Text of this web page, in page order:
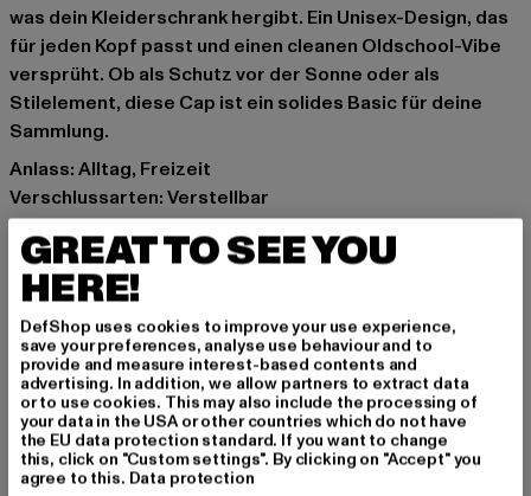
was dein Kleiderschrank hergibt. Ein Unisex-Design, das
für jeden Kopf passt und einen cleanen Oldschool-Vibe
versprüht. Ob als Schutz vor der Sonne oder als
Stilelement, diese Cap ist ein solides Basic für deine
Sammlung.
Anlass: Alltag, Freizeit
Verschlussarten: Verstellbar
Details: Feuchtigkeit absorbierendes Schweißband,
Gestickte Luftlöcher
Marke: Flexfit
Kat.: 5-Panel
Farbe: blau
Hersteller Farbe: navy
Materialzusammensetzung: 100% Baumwolle
Art.Nr: 7005-00155
Hersteller: TB International GmbH |
GREAT TO SEE YOU
HERE!
DefShop uses cookies to improve your use experience,
save your preferences, analyse use behaviour and to
provide and measure interest-based contents and
advertising. In addition, we allow partners to extract data
or to use cookies. This may also include the processing of
your data in the USA or other countries which do not have
the EU data protection standard. If you want to change
this, click on "Custom settings". By clicking on "Accept" you
agree to this. Data protection